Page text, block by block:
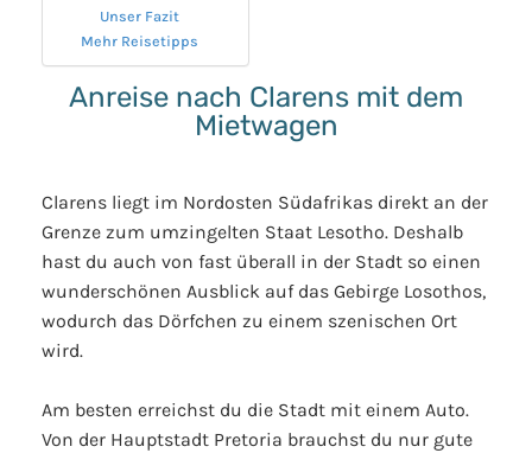
Unser Fazit
Mehr Reisetipps
Anreise nach Clarens mit dem
Mietwagen
Clarens liegt im Nordosten Südafrikas direkt an der
Grenze zum umzingelten Staat Lesotho. Deshalb
hast du auch von fast überall in der Stadt so einen
wunderschönen Ausblick auf das Gebirge Losothos,
wodurch das Dörfchen zu einem szenischen Ort
wird.
Am besten erreichst du die Stadt mit einem Auto.
Von der Hauptstadt Pretoria brauchst du nur gute